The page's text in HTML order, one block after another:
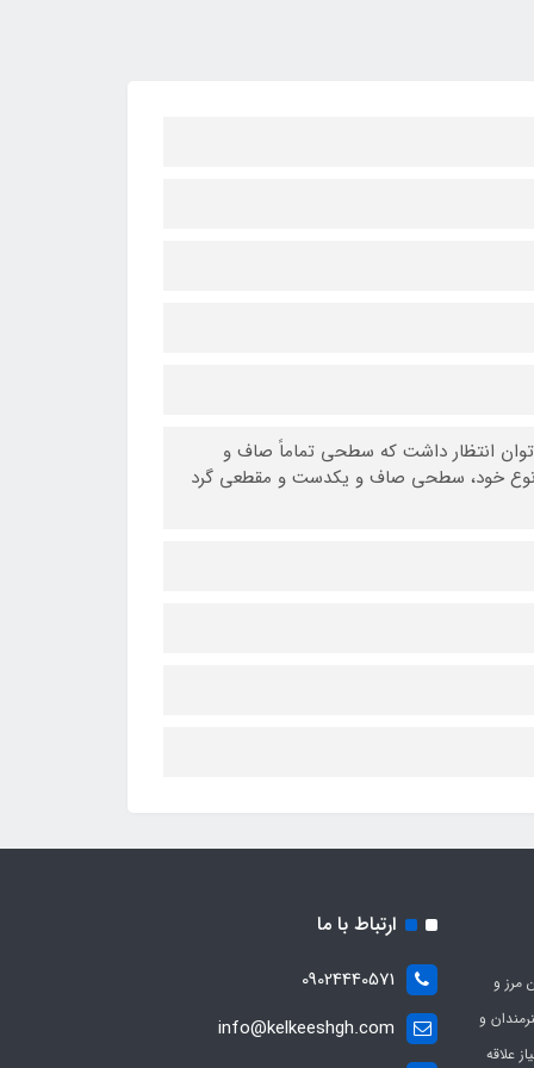
انتظار داشت که سطحی تماماً صاف و
نوع خود، سطحی صاف و یکدست و مقطعی گرد
مرز و
هنرمندان و
علاقه
ارتباط با ما
09024440571
info@kelkeeshgh.com